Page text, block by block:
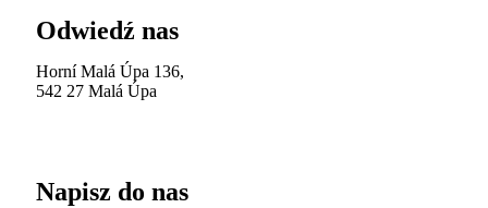
Odwiedź nas
Horní Malá Úpa 136,
542 27 Malá Úpa
Napisz do nas